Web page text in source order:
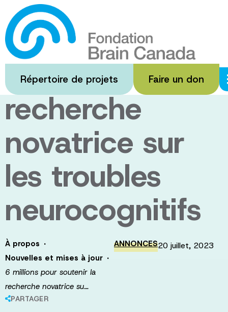
Passer
au
contenu
principal
Répertoire de projets Faire un don
6 millions pour
soutenir la
recherche
novatrice sur
les troubles
neurocognitifs
À propos ·
Nouvelles et mises à jour ·
6 millions pour soutenir la
recherche novatrice su…
PARTAGER
ANNONCES20 juillet, 2023